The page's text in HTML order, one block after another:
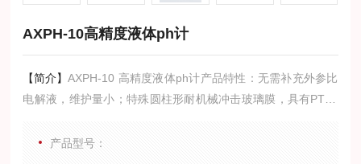
AXPH-10高精度液体ph计
【简介】AXPH-10 高精度液体ph计产品特性：无需补充外参比
电解液，维护量小；特殊圆柱形耐机械冲击玻璃膜，具有PT10
产品型号：